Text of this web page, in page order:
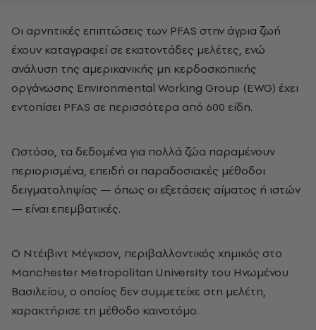
Οι αρνητικές επιπτώσεις των PFAS στην άγρια ζωή
έχουν καταγραφεί σε εκατοντάδες μελέτες, ενώ
ανάλυση της αμερικανικής μη κερδοσκοπικής
οργάνωσης Environmental Working Group (EWG) έχει
εντοπίσει PFAS σε περισσότερα από 600 είδη.
Ωστόσο, τα δεδομένα για πολλά ζώα παραμένουν
περιορισμένα, επειδή οι παραδοσιακές μέθοδοι
δειγματοληψίας — όπως οι εξετάσεις αίματος ή ιστών
— είναι επεμβατικές.
Ο Ντέιβιντ Μέγκσον, περιβαλλοντικός χημικός στο
Manchester Metropolitan University του Ηνωμένου
Βασιλείου, ο οποίος δεν συμμετείχε στη μελέτη,
χαρακτήρισε τη μέθοδο καινοτόμο.